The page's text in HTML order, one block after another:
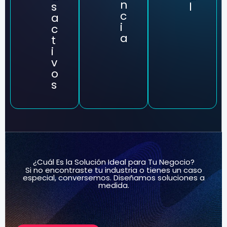
s
a
c
t
i
v
o
s
n
c
i
a
l
¿Cuál Es la Solución Ideal para Tu Negocio?
Si no encontraste tu industria o tienes un caso
especial, conversemos. Diseñamos soluciones a
medida.